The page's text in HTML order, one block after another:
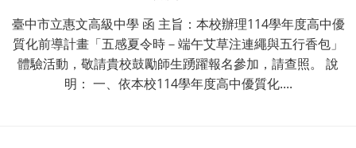
臺中市立惠文高級中學 函 主旨：本校辦理114學年度高中優
質化前導計畫「五感夏令時－端午艾草注連繩與五行香包」
體驗活動，敬請貴校鼓勵師生踴躍報名參加，請查照。 說
明： 一、依本校114學年度高中優質化....